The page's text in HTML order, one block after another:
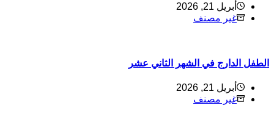
أبريل 21, 2026
غير مصنف
الطفل الدارج في الشهر الثاني عشر
أبريل 21, 2026
غير مصنف